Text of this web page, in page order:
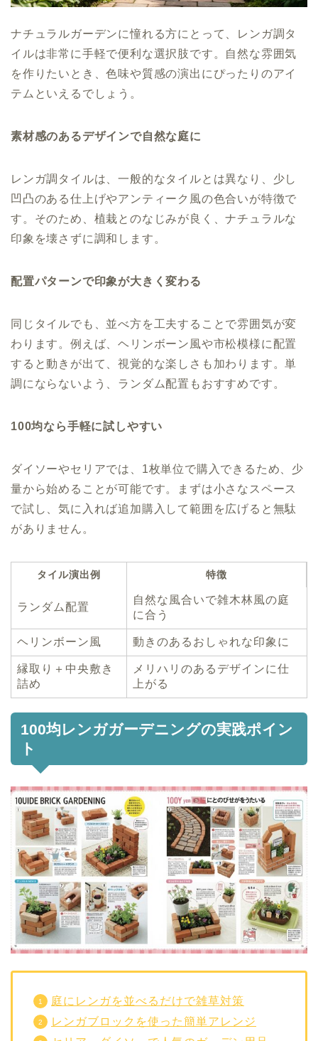
ナチュラルガーデンに憧れる方にとって、レンガ調タ
イルは非常に手軽で便利な選択肢です。自然な雰囲気
を作りたいとき、色味や質感の演出にぴったりのアイ
テムといえるでしょう。
素材感のあるデザインで自然な庭に
レンガ調タイルは、一般的なタイルとは異なり、少し
凹凸のある仕上げやアンティーク風の色合いが特徴で
す。そのため、植栽とのなじみが良く、ナチュラルな
印象を壊さずに調和します。
配置パターンで印象が大きく変わる
同じタイルでも、並べ方を工夫することで雰囲気が変
わります。例えば、ヘリンボーン風や市松模様に配置
すると動きが出て、視覚的な楽しさも加わります。単
調にならないよう、ランダム配置もおすすめです。
100均なら手軽に試しやすい
ダイソーやセリアでは、1枚単位で購入できるため、少
量から始めることが可能です。まずは小さなスペース
で試し、気に入れば追加購入して範囲を広げると無駄
がありません。
タイル演出例 特徴
ランダム配置
自然な風合いで雑木林風の庭
に合う
ヘリンボーン風 動きのあるおしゃれな印象に
縁取り＋中央敷き
詰め
メリハリのあるデザインに仕
上がる
100均レンガガーデニングの実践ポイン
ト
庭にレンガを並べるだけで雑草対策
レンガブロックを使った簡単アレンジ